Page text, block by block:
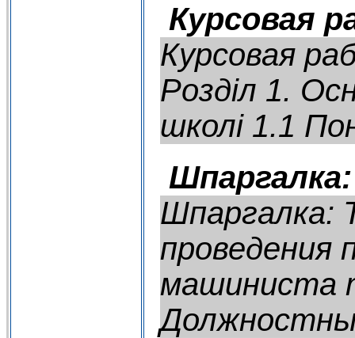
Курсовая
Курсовая
Розділ 1.
школі 1.1
Шпаргалка:
проведения
машиниста